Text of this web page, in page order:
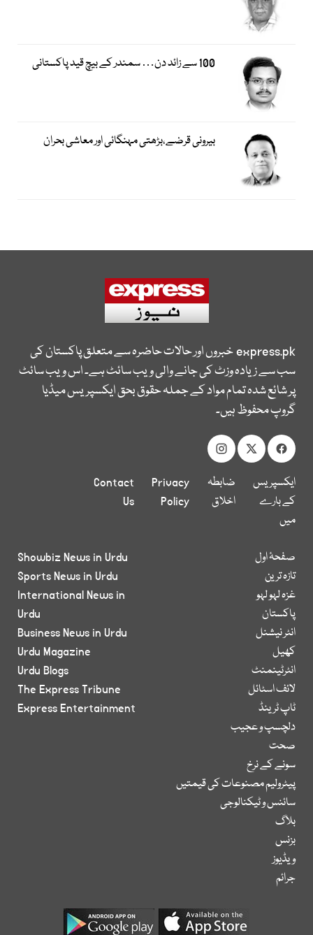
100 سے زائد دن… سمندر کے بیچ قید پاکستانی
بیرونی قرضے،بڑھتی مہنگائی اور معاشی بحران
express.pkخبروں اور حالات حاضرہ سے متعلق پاکستان کی
سب سے زیادہ وزٹ کی جانے والی ویب سائٹ ہے۔ اس ویب سائٹ
پر شائع شدہ تمام مواد کے جملہ حقوق بحق ایکسپریس میڈیا
گروپ محفوظ ہیں۔
ایکسپریس
کے بارے
میں
ضابطہ
اخلاق
Privacy
Policy
Contact
Us
صفحۂ اول
تازہ ترین
غزہ لہو لہو
پاکستان
انٹر نیشنل
کھیل
انٹرٹینمنٹ
لائف اسٹائل
ٹاپ ٹرینڈ
دلچسپ و عجیب
صحت
سونے کے نرخ
پیٹرولیم مصنوعات کی قیمتیں
سائنس و ٹیکنالوجی
بلاگ
بزنس
ویڈیوز
جرائم
Showbiz News in Urdu
Sports News in Urdu
International News in
Urdu
Business News in Urdu
Urdu Magazine
Urdu Blogs
The Express Tribune
Express Entertainment